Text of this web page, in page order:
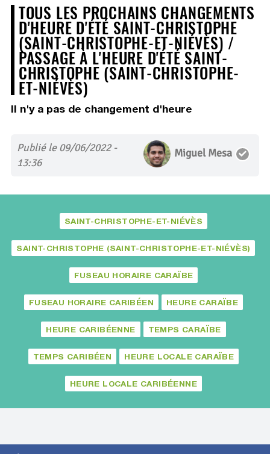
TOUS LES PROCHAINS CHANGEMENTS
D'HEURE D'ÉTÉ SAINT-CHRISTOPHE
(SAINT-CHRISTOPHE-ET-NIÉVÈS) /
PASSAGE À L'HEURE D'ÉTÉ SAINT-
CHRISTOPHE (SAINT-CHRISTOPHE-
ET-NIÉVÈS)
Il n'y a pas de changement d'heure
Publié le 09/06/2022 -
13:36
Miguel Mesa
SAINT-CHRISTOPHE-ET-NIÉVÈS
SAINT-CHRISTOPHE (SAINT-CHRISTOPHE-ET-NIÉVÈS)
FUSEAU HORAIRE CARAÏBE
FUSEAU HORAIRE CARIBÉEN HEURE CARAÏBE
HEURE CARIBÉENNE TEMPS CARAÏBE
TEMPS CARIBÉEN HEURE LOCALE CARAÏBE
HEURE LOCALE CARIBÉENNE